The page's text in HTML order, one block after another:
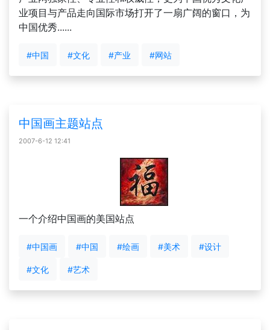
业项目与产品走向国际市场打开了一扇广阔的窗口，为
中国优秀......
#中国 #文化 #产业 #网站
中国画主题站点
2007-6-12 12:41
一个介绍中国画的美国站点
#中国画 #中国 #绘画 #美术 #设计
#文化 #艺术